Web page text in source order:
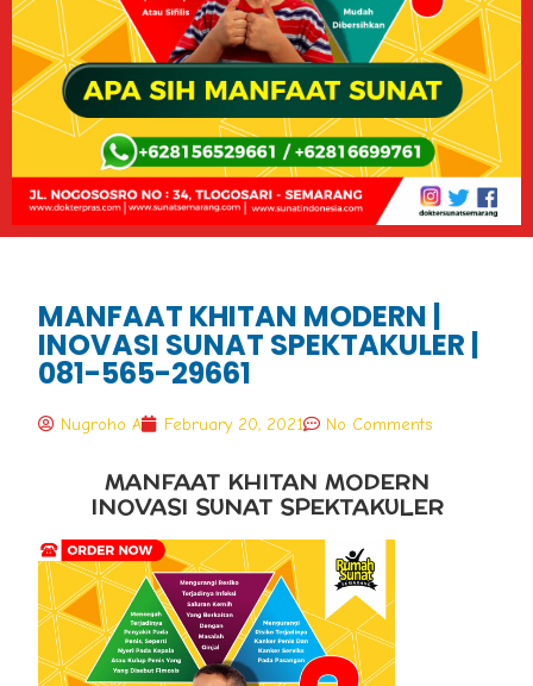
MANFAAT KHITAN MODERN |
INOVASI SUNAT SPEKTAKULER |
081-565-29661
Nugroho A February 20, 2021 No Comments
MANFAAT KHITAN MODERN
INOVASI SUNAT SPEKTAKULER